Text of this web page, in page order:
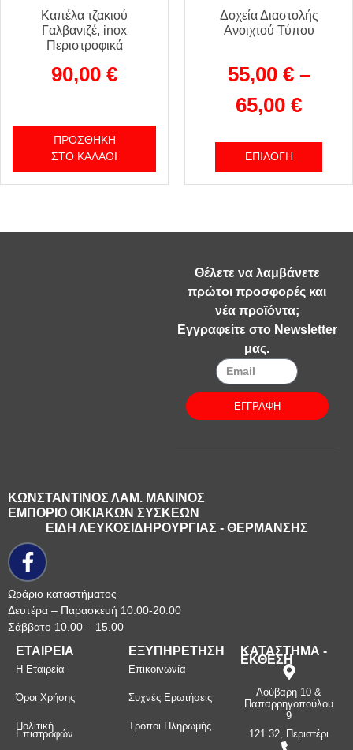
Καπέλα τζακιού
Γαλβανιζέ, inox
Περιστροφικά
90,00 €
ΠΡΟΣΘΉΚΗ
ΣΤΟ ΚΑΛΆΘΙ
Δοχεία Διαστολής
Ανοιχτού Τύπου
55,00 € –
65,00 €
ΕΠΙΛΟΓΉ
Θέλετε να λαμβάνετε
πρώτοι προσφορές και
νέα προϊόντα;
Εγγραφείτε στο Newsletter
μας.
ΕΓΓΡΑΦΗ
ΚΩΝΣΤΑΝΤΙΝΟΣ ΛΑΜ. ΜΑΝΙΝΟΣ
ΕΜΠΟΡΙΟ ΟΙΚΙΑΚΩΝ ΣΥΣΚΕΩΝ
ΕΙΔΗ ΛΕΥΚΟΣΙΔΗΡΟΥΡΓΙΑΣ - ΘΕΡΜΑΝΣΗΣ
Ωράριο καταστήματος
Δευτέρα – Παρασκευή 10.00-20.00
Σάββατο 10.00 – 15.00
ΕΤΑΙΡΕΙΑ
Η Εταιρεία
Όροι Χρήσης
Πολιτική
Επιστροφών
ΕΞΥΠΗΡΕΤΗΣΗ
Επικοινωνία
Συχνές Ερωτήσεις
Τρόποι Πληρωμής
ΚΑΤΑΣΤΗΜΑ -
ΕΚΘΕΣΗ
Λούβαρη 10 &
Παπαρρηγοπούλου
9
121 32, Περιστέρι